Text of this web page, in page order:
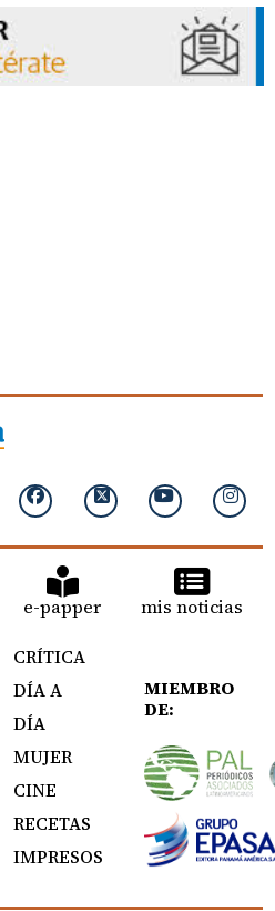
e-papper mis noticias
CRÍTICA
DÍA A
DÍA
MUJER
CINE
RECETAS
IMPRESOS
MIEMBRO
DE: